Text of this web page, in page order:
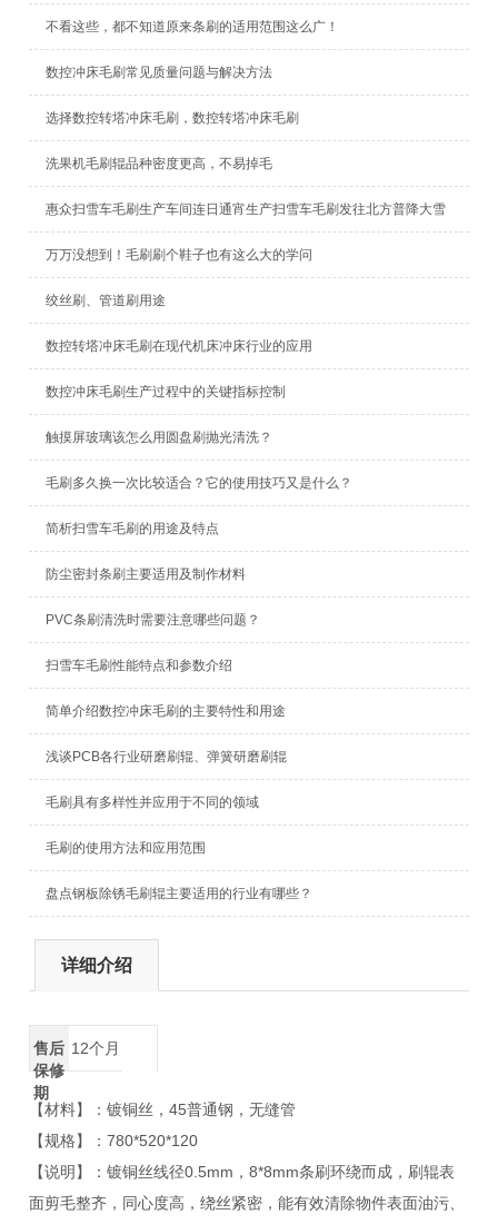
不看这些，都不知道原来条刷的适用范围这么广！
数控冲床毛刷常见质量问题与解决方法
选择数控转塔冲床毛刷，数控转塔冲床毛刷
洗果机毛刷辊品种密度更高，不易掉毛
惠众扫雪车毛刷生产车间连日通宵生产扫雪车毛刷发往北方普降大雪
万万没想到！毛刷刷个鞋子也有这么大的学问
绞丝刷、管道刷用途
数控转塔冲床毛刷在现代机床冲床行业的应用
数控冲床毛刷生产过程中的关键指标控制
触摸屏玻璃该怎么用圆盘刷抛光清洗？
毛刷多久换一次比较适合？它的使用技巧又是什么？
简析扫雪车毛刷的用途及特点
防尘密封条刷主要适用及制作材料
PVC条刷清洗时需要注意哪些问题？
扫雪车毛刷性能特点和参数介绍
简单介绍数控冲床毛刷的主要特性和用途
浅谈PCB各行业研磨刷辊、弹簧研磨刷辊
毛刷具有多样性并应用于不同的领域
毛刷的使用方法和应用范围
盘点钢板除锈毛刷辊主要适用的行业有哪些？
详细介绍
售后
保修
期
12个月
【材料】：镀铜丝，45普通钢，无缝管
【规格】：780*520*120
【说明】：镀铜丝线径0.5mm，8*8mm条刷环绕而成，刷辊表
面剪毛整齐，同心度高，绕丝紧密，能有效清除物件表面油污、